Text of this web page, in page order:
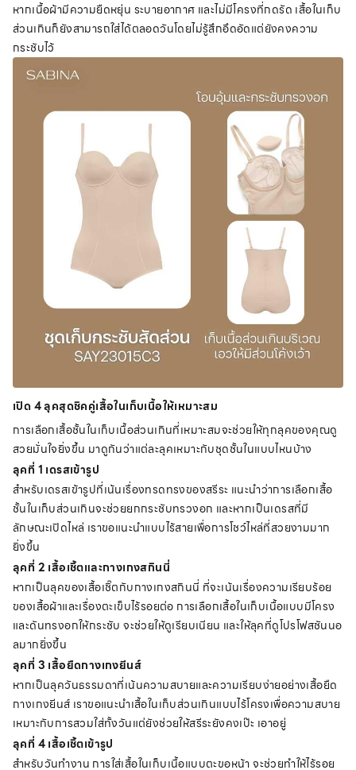
หากเนื้อผ้ามีความยืดหยุ่น ระบายอากาศ และไม่มีโครงที่กดรัด เสื้อในเก็บ
ส่วนเกินก็ยังสามารถใส่ได้ตลอดวันโดยไม่รู้สึกอึดอัดแต่ยังคงความ
กระชับไว้
เปิด 4 ลุคสุดชิคคู่เสื้อในเก็บเนื้อให้เหมาะสม
การเลือกเสื้อชั้นในเก็บเนื้อส่วนเกินที่เหมาะสมจะช่วยให้ทุกลุคของคุณดู
สวยมั่นใจยิ่งขึ้น มาดูกันว่าแต่ละลุคเหมาะกับชุดชั้นในแบบไหนบ้าง
ลุคที่ 1 เดรสเข้ารูป
สำหรับเดรสเข้ารูปที่เน้นเรื่องทรดทรงของสรีระ แนะนำว่าการเลือกเสื้อ
ชั้นในเก็บส่วนเกินจะช่วยยกกระชับทรวงอก และหากเป็นเดรสที่มี
ลักษณะเปิดไหล่ เราขอแนะนำแบบไร้สายเพื่อการโชว์ไหล่ที่สวยงามมาก
ยิ่งขึ้น
ลุคที่ 2 เสื้อเชิ้ตและกางเกงสกินนี่
หากเป็นลุคของเสื้อเชิ๊ตกับกางเกงสกินนี่ ที่จะเน้นเรื่องความเรียบร้อย
ของเสื้อผ้าและเรื่องตะเข็บไร้รอยต่อ การเลือกเสื้อในเก็บเนื้อแบบมีโครง
และดันทรงอกให้กระชับ จะช่วยให้ดูเรียบเนียน และให้ลุคที่ดูโปรโฟสชันนอ
ลมากยิ่งขึ้น
ลุคที่ 3 เสื้อยืดกางเกงยีนส์
หากเป็นลุควันธรรมดาที่เน้นความสบายและความเรียบง่ายอย่างเสื้อยืด
กางเกงยีนส์ เราขอแนะนำเสื้อในเก็บส่วนเกินแบบไร้โครงเพื่อความสบาย
เหมาะกับการสวมใส่ทั้งวันแต่ยังช่วยให้สรีระยังคงเป๊ะ เอาอยู่
ลุคที่ 4 เสื้อเชิ้ตเข้ารูป
สำหรับวันทำงาน การใส่เสื้อในเก็บเนื้อแบบตะขอหน้า จะช่วยทำให้ไร้รอย